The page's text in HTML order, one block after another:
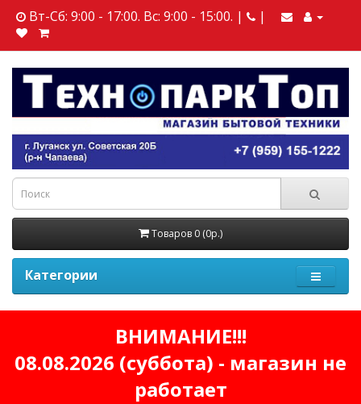
Вт-Сб: 9:00 - 17:00. Вс: 9:00 - 15:00. | |
Товаров 0 (0р.)
Категории
ВНИМАНИЕ!!!
08.08.2026 (суббота) - магазин не
работает